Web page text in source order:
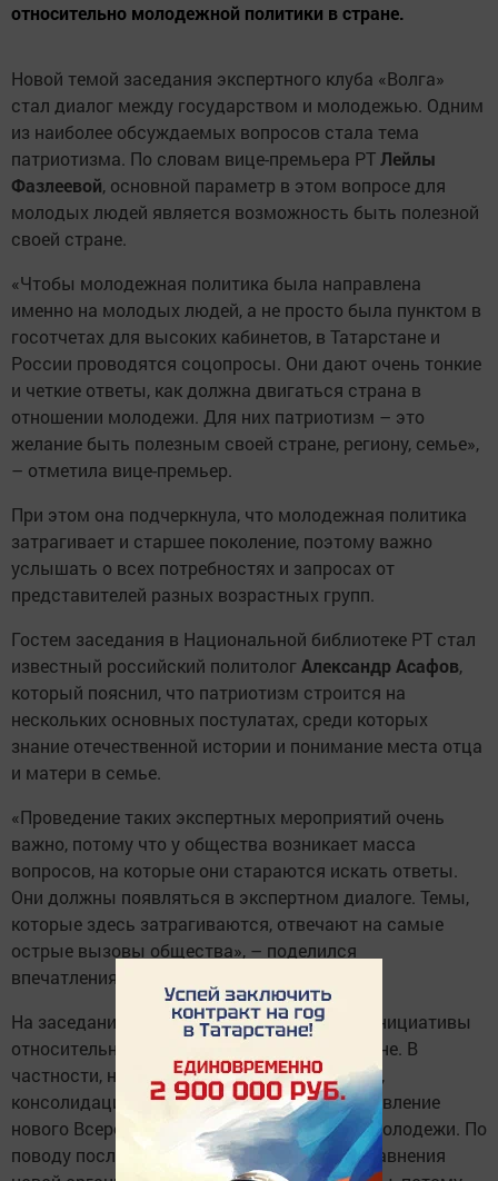
относительно молодежной политики в стране.
Новой темой заседания экспертного клуба «Волга»
стал диалог между государством и молодежью. Одним
из наиболее обсуждаемых вопросов стала тема
патриотизма. По словам вице-премьера РТЛейлы
Фазлеевой, основной параметр в этом вопросе для
молодых людей является возможность быть полезной
своей стране.
«Чтобы молодежная политика была направлена
именно на молодых людей, а не просто была пунктом в
госотчетах для высоких кабинетов, в Татарстане и
России проводятся соцопросы. Они дают очень тонкие
и четкие ответы, как должна двигаться страна в
отношении молодежи. Для них патриотизм – это
желание быть полезным своей стране, региону, семье»,
– отметила вице-премьер.
При этом она подчеркнула, что молодежная политика
затрагивает и старшее поколение, поэтому важно
услышать о всех потребностях и запросах от
представителей разных возрастных групп.
Гостем заседания в Национальной библиотеке РТ стал
известный российский политологАлександр Асафов,
который пояснил, что патриотизм строится на
нескольких основных постулатах, среди которых
знание отечественной истории и понимание места отца
и матери в семье.
«Проведение таких экспертных мероприятий очень
важно, потому что у общества возникает масса
вопросов, на которые они стараются искать ответы.
Они должны появляться в экспертном диалоге. Темы,
которые здесь затрагиваются, отвечают на самые
острые вызовы общества», – поделился
впечатлениями политолог.
На заседании были рассмотрены разные инициативы
относительно молодежной политики в стране. В
частности, необходимость службы в армии,
консолидация молодежи на фоне СВО и появление
нового Всероссийского движения детей и молодежи. По
поводу последнего Асафов пояснил, что сравнения